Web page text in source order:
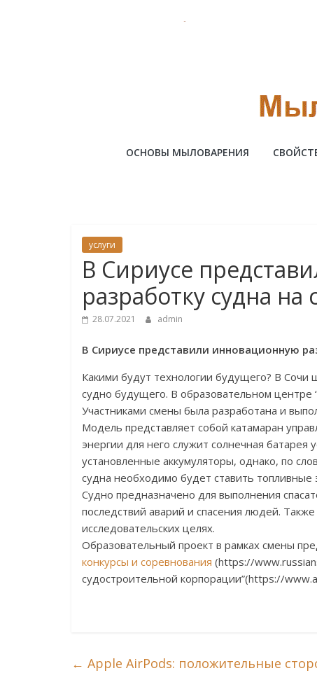
Милотто
ОСНОВЫ МЫЛОВАРЕНИЯ
услуги
В Сириусе
разработку судна
28.07.2021 admin
В Сириусе представили инновационную
Какими будут технологии будущего? В Сочи
судно будущего. В образовательном центре
Участниками смены была разработана и
Модель представляет собой катамаран
энергии для него служит солнечная
установленные аккумуляторы, однако, по
судна необходимо будет ставить топливные
Судно предназначено для выполнения
последствий аварий и спасения людей.
исследовательских целях.
Образовательный проект в рамках смены
конкурсы и соревнования (https://
судостроительной корпорации”(https://
← Apple AirPods: положительные